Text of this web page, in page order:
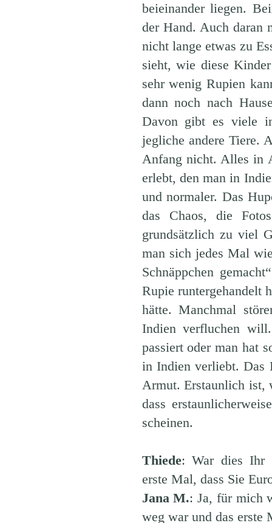
beieinander liegen.
der Hand. Auch daran
nicht lange etwas zu
sieht, wie diese
sehr wenig Rupien
dann noch nach
Davon gibt es viele
jegliche andere Tiere.
Anfang nicht. Alles in
erlebt, den man in
und normaler. Das
das Chaos, die
grundsätzlich zu viel
man sich jedes Mal
Schnäppchen
Rupie runtergehandelt
hätte. Manchmal
Indien verfluchen
passiert oder man hat
in Indien verliebt. Das
Armut. Erstaunlich ist,
dass
scheinen.
Thiede: War dies Ihr
erste Mal, dass Sie
Jana M.: Ja, für mich
weg war und das erste